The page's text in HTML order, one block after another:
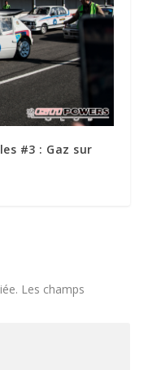
#3 : Gaz sur
Les champs